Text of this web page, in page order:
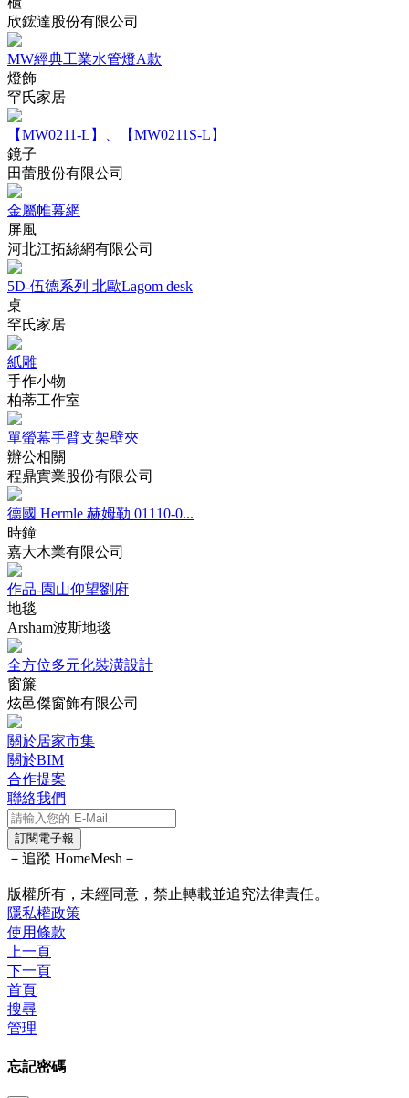
欣鋐達股份有限公司
MW經典工業水管燈A款
燈飾
罕氏家居
【MW0211-L】、【MW0211S-L】
鏡子
田蕾股份有限公司
金屬帷幕網
屏風
河北江拓絲網有限公司
5D-伍德系列 北歐Lagom desk
桌
罕氏家居
紙雕
手作小物
柏蒂工作室
單螢幕手臂支架壁夾
辦公相關
程鼎實業股份有限公司
德國 Hermle 赫姆勒 01110-0...
時鐘
嘉大木業有限公司
作品-園山仰望劉府
地毯
Arsham波斯地毯
全方位多元化裝潢設計
窗簾
炫邑傑窗飾有限公司
關於居家市集
關於BIM
合作提案
聯絡我們
訂閱電子報
－追蹤 HomeMesh－
版權所有，未經同意，禁止轉載並追究法律責任。
隱私權政策
使用條款
上一頁
下一頁
首頁
搜尋
管理
忘記密碼